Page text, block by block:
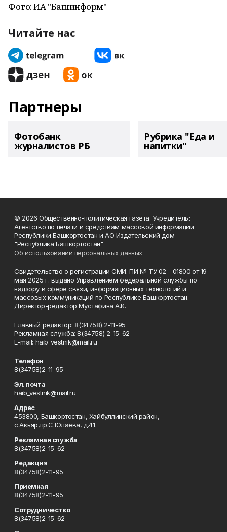
Фото: ИА "Башинформ"
Читайте нас
Партнеры
Фотобанк
журналистов РБ
Рубрика "Еда и
напитки"
© 2026 Общественно-политическая газета. Учредитель:
Агентство по печати и средствам массовой информации
Республики Башкортостан и АО Издательский дом
"Республика Башкортостан"
Об использовании персональных данных
Свидетельство о регистрации СМИ: ПИ № ТУ 02 - 01800 от 19
мая 2025 г. выдано Управлением федеральной службы по
надзору в сфере связи, информационных технологий и
массовых коммуникаций по Республике Башкортостан.
Директор-редактор Мустафина А.К.
Главный редактор: 8(34758) 2-11-95
Рекламная служба: 8(34758) 2-15-62
Е-mаil: haib_vestnik@mail.ru
Телефон
8(34758)2-11-95
Эл. почта
haib_vestnik@mail.ru
Адрес
453800, Башкортостан, Хайбуллинский район,
с.Акъяр,пр.С.Юлаева, д.41.
Рекламная служба
8(34758)2-15-62
Редакция
8(34758)2-11-95
Приемная
8(34758)2-11-95
Сотрудничество
8(34758)2-15-62